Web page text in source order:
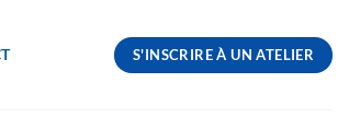
S'INSCRIRE À UN ATELIER